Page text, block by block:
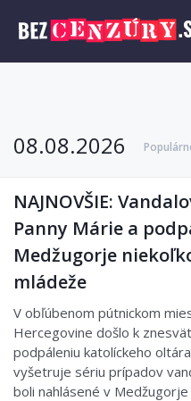
08.08.2026
NAJNOVŠIE:
Panny Márie a
Medžugorje
mládeže
V obľúbenom pútnickom
Hercegovine došlo k
podpáleniu katolíckeho
vyšetruje sériu prípadov
boli nahlásené v